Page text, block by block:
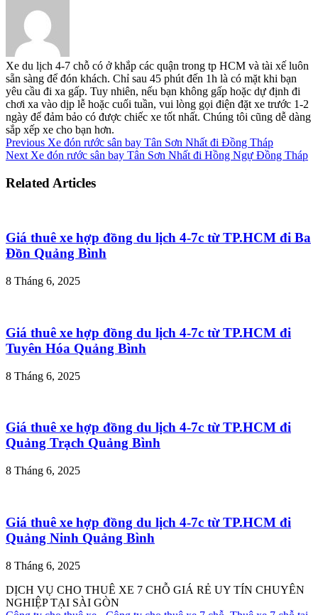
Xe du lịch 4-7 chỗ có ở khắp các quận trong tp HCM và tài xế luôn
sẵn sàng để đón khách. Chỉ sau 45 phút đến 1h là có mặt khi bạn
yêu cầu đi xa gấp. Tuy nhiên, nếu bạn không gấp hoặc dự định đi
chơi xa vào dịp lễ hoặc cuối tuần, vui lòng gọi điện đặt xe trước 1-2
ngày để đảm bảo có được chiếc xe tốt nhất. Chúng tôi cũng dễ dàng
sắp xếp xe cho bạn hơn.
Previous Xe đón rước sân bay Tân Sơn Nhất đi Đồng Tháp
Next Xe đón rước sân bay Tân Sơn Nhất đi Hồng Ngự Đồng Tháp
Related Articles
Giá thuê xe hợp đồng du lịch 4-7c từ TP.HCM đi Ba
Đồn Quảng Bình
8 Tháng 6, 2025
Giá thuê xe hợp đồng du lịch 4-7c từ TP.HCM đi
Tuyên Hóa Quảng Bình
8 Tháng 6, 2025
Giá thuê xe hợp đồng du lịch 4-7c từ TP.HCM đi
Quảng Trạch Quảng Bình
8 Tháng 6, 2025
Giá thuê xe hợp đồng du lịch 4-7c từ TP.HCM đi
Quảng Ninh Quảng Bình
8 Tháng 6, 2025
DỊCH VỤ CHO THUÊ XE 7 CHỖ GIÁ RẺ UY TÍN CHUYÊN
NGHIỆP TẠI SÀI GÒN